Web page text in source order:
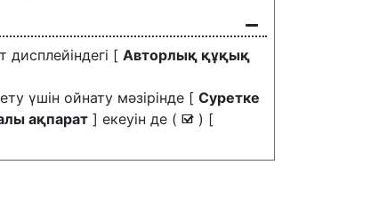
[ Авторлық құқық
үшін ойнату мәзірінде [ Суретке
ақпарат ] екеуін де ( M ) [